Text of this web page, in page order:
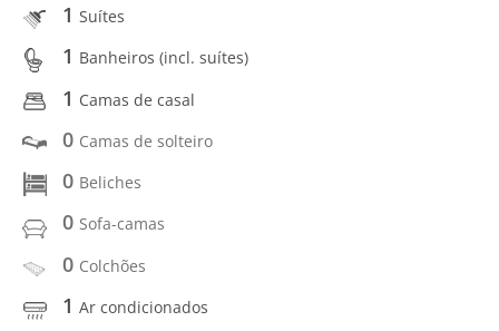
1 Suítes
1 Banheiros (incl. suítes)
1 Camas de casal
0 Camas de solteiro
0 Beliches
0 Sofa-camas
0 Colchões
1 Ar condicionados